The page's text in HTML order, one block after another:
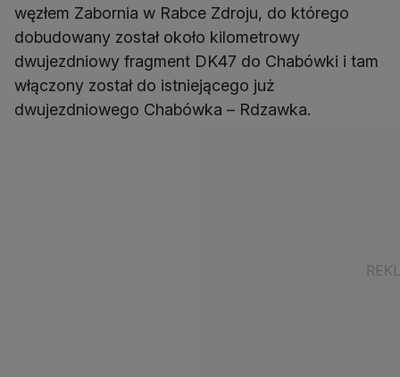
węzłem Zabornia w Rabce Zdroju, do którego
dobudowany został około kilometrowy
dwujezdniowy fragment DK47 do Chabówki i tam
włączony został do istniejącego już
dwujezdniowego Chabówka – Rdzawka.